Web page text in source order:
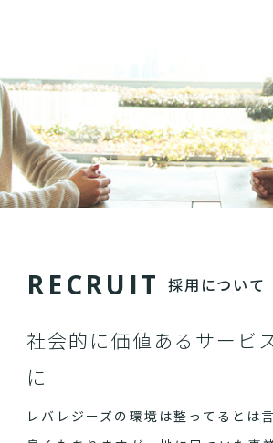
RECRU IT 採用について
社会的に価値あるサービ
に
レバレジーズの環境は整ってるとは